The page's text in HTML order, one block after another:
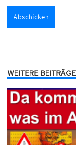
WEITERE BEITRÄGE